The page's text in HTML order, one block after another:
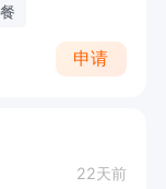
申请
22天前